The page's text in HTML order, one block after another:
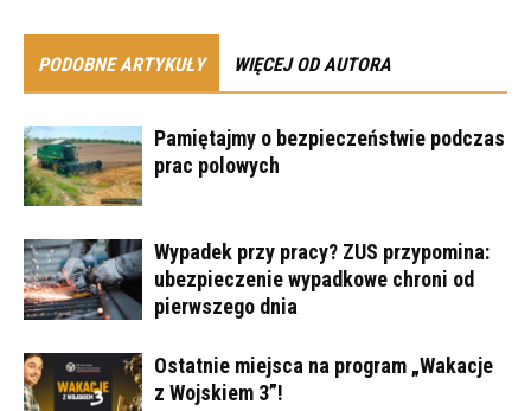
PODOBNE ARTYKUŁY WIĘCEJ OD AUTORA
Pamiętajmy o bezpieczeństwie podczas
prac polowych
Wypadek przy pracy? ZUS przypomina:
ubezpieczenie wypadkowe chroni od
pierwszego dnia
Ostatnie miejsca na program „Wakacje
z Wojskiem 3”!